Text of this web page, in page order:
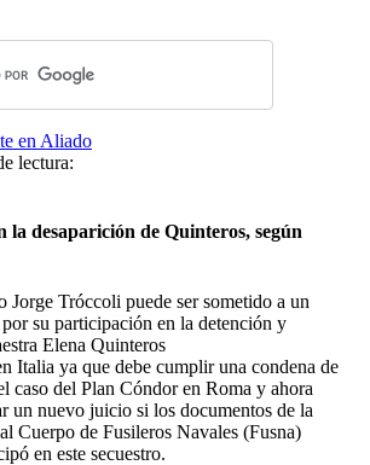
en Aliado
lectura:
la desaparición de Quinteros, según
Jorge Tróccoli puede ser sometido a un
su participación en la detención y
Elena Quinteros
Italia ya que debe cumplir una condena de
caso del Plan Cóndor en Roma y ahora
un nuevo juicio si los documentos de la
Cuerpo de Fusileros Navales (Fusna)
en este secuestro.